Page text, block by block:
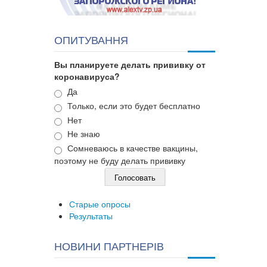
ОПИТУВАННЯ
Вы планируете делать прививку от
коронавируса?
Варианты
Да
Только, если это будет бесплатно
Нет
Не знаю
Сомневаюсь в качестве вакцины,
поэтому не буду делать прививку
Старые опросы
Результаты
НОВИНИ ПАРТНЕРІВ